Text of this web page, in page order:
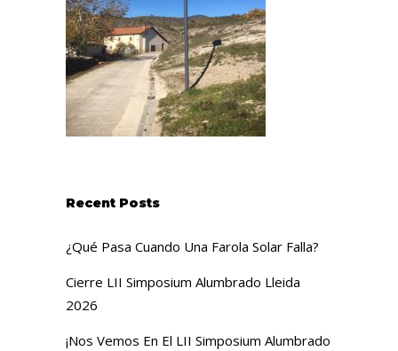
Recent Posts
¿Qué Pasa Cuando Una Farola Solar Falla?
Cierre LII Simposium Alumbrado Lleida
2026
¡Nos Vemos En El LII Simposium Alumbrado